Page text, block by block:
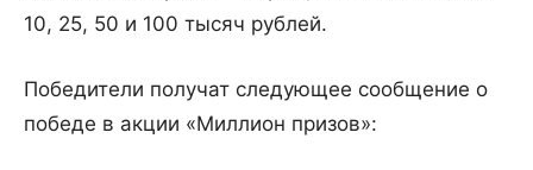
10, 25, 50 и 100 тысяч рублей.
Победители получат следующее сообщение о
победе в акции «Миллион призов»: